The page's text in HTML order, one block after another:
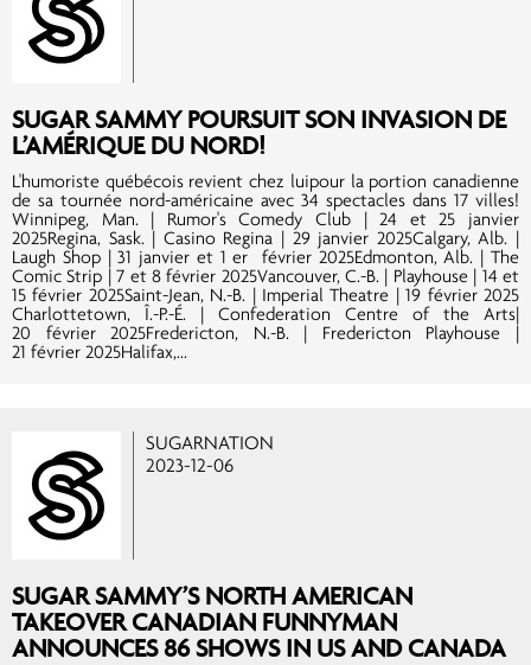
SUGAR SAMMY POURSUIT SON INVASION DE
L’AMÉRIQUE DU NORD!
L'humoriste québécois revient chez luipour la portion canadienne
de sa tournée nord-américaine avec 34 spectacles dans 17 villes!
Winnipeg, Man. | Rumor's Comedy Club | 24 et 25 janvier
2025Regina, Sask. | Casino Regina | 29 janvier 2025Calgary, Alb. |
Laugh Shop | 31 janvier et 1 er février 2025Edmonton, Alb. | The
Comic Strip | 7 et 8 février 2025Vancouver, C.-B. | Playhouse | 14 et
15 février 2025Saint-Jean, N.-B. | Imperial Theatre | 19 février 2025
Charlottetown, Î.-P.-É. | Confederation Centre of the Arts|
20 février 2025Fredericton, N.-B. | Fredericton Playhouse |
21 février 2025Halifax,...
SUGARNATION
2023-12-06
SUGAR SAMMY’S NORTH AMERICAN
TAKEOVER CANADIAN FUNNYMAN
ANNOUNCES 86 SHOWS IN US AND CANADA